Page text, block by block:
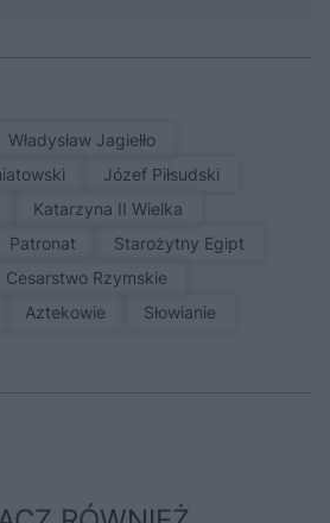
Władysław Jagiełło
Józef Piłsudski
Katarzyna II Wielka
patronat
Starożytny Egipt
Cesarstwo Rzymskie
Aztekowie
Słowianie